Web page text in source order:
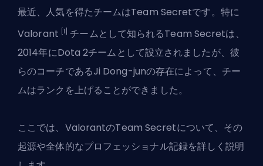
最近、人気を得たチームはTeam Secretです。特に
Valorant [1]
チームとして知られるTeam Secretは、
2014年にDota 2チームとして設立されましたが、彼
らのコーチであるJi Dong-junの存在によって、チー
ムはランクを上げることができました。
ここでは、ValorantのTeam Secretについて、その
起源や全体的なプロフェッショナル記録を詳しく説明